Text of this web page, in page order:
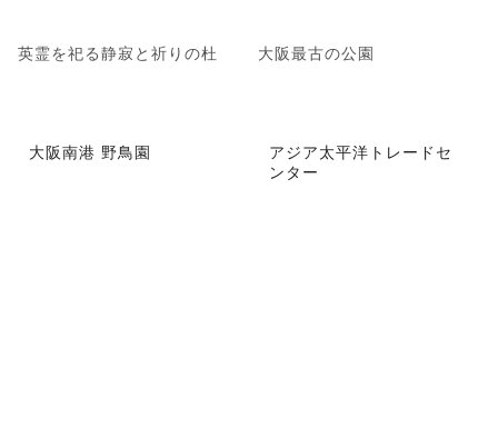
英霊を祀る静寂と祈りの杜 大阪最古の公園
大阪南港 野鳥園
アジア太平洋トレードセ
ンター